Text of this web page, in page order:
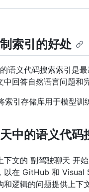
索引的好处
语义代码搜索索引是
回答自然语言问题和
引存储库用于模型训
中的语义代码
下文的 副驾驶聊天 开
以在 GitHub 和 Visual
逻辑的问题提供上下